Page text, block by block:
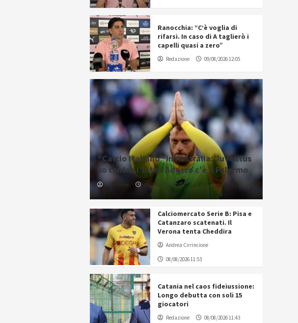
Ranocchia: “C’è voglia di
rifarsi. In caso di A taglierò i
capelli quasi a zero”
Redazione 09/08/2026 12:05
“Calcio italiano” in Australia: Juventus
ko contro l’Inter. Adesso c’è il Palermo
Redazione 08/08/2026 16:09
Calciomercato Serie B: Pisa e
Catanzaro scatenati. Il
Verona tenta Cheddira
Andrea Cirrincione
08/08/2026 11:53
Catania nel caos fideiussione:
Longo debutta con soli 15
giocatori
Redazione 08/08/2026 11:43